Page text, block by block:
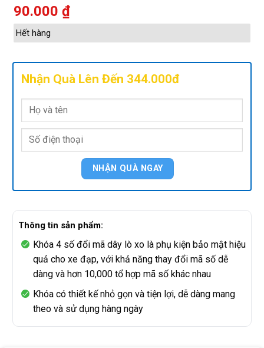
90.000 ₫
Hết hàng
Nhận Quà Lên Đến 344.000đ
Thông tin sản phẩm:
Khóa 4 số đổi mã dây lò xo là phụ kiện bảo mật hiệu
quả cho xe đạp, với khả năng thay đổi mã số dễ
dàng và hơn 10,000 tổ hợp mã số khác nhau
Khóa có thiết kế nhỏ gọn và tiện lợi, dễ dàng mang
theo và sử dụng hàng ngày